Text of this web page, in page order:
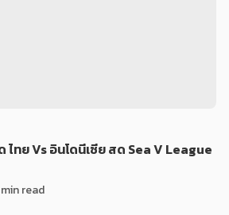
ทย Vs อินโดนีเซีย สด Sea V League
min read